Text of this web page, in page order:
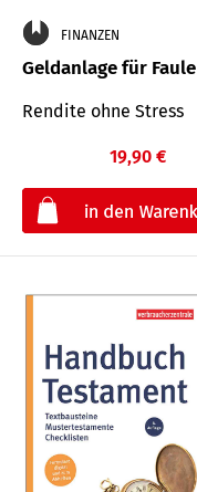
FINANZEN
Geldanlage für Faule
Rendite ohne Stress
19,90 €